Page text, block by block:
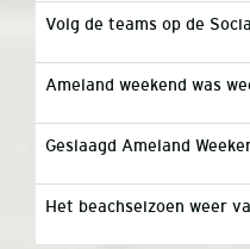
Volg de teams op de
Ameland weekend was
Geslaagd Ameland
Het beachseizoen weer